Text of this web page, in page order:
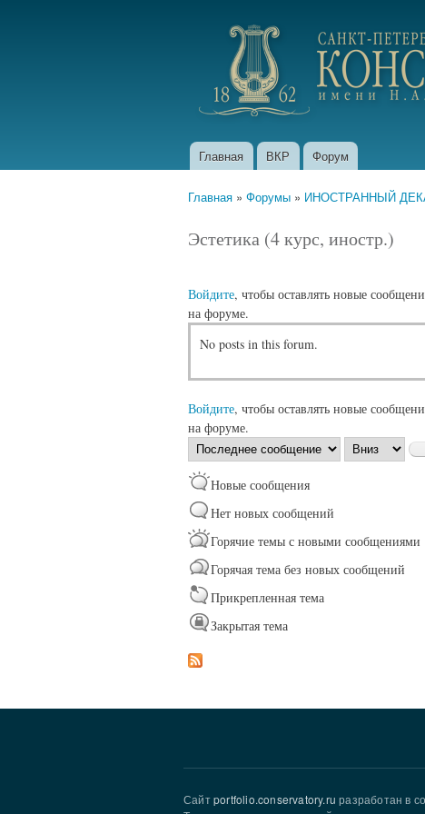
Главное меню
Главная ВКР Форум
Главная » Форумы » ИНОСТРАННЫЙ
Эстетика (4 курс, иностр.)
Войдите, чтобы оставлять новые
на форуме.
No posts in this forum.
Войдите, чтобы оставлять новые
на форуме.
Сортировка
по
Сортировка
Новые сообщения
Нет новых сообщений
Горячие темы с новыми сообщениями
Горячая тема без новых сообщений
Прикрепленная тема
Закрытая тема
Сайтportfolio.conservatory.ru разработан в